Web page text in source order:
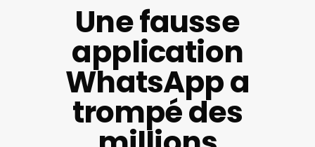
Une fausse
application
WhatsApp a
trompé des